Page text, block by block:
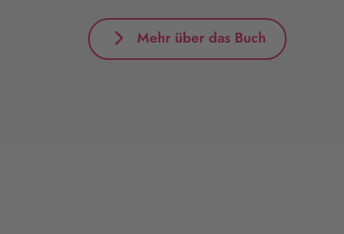
Mehr über das Buch